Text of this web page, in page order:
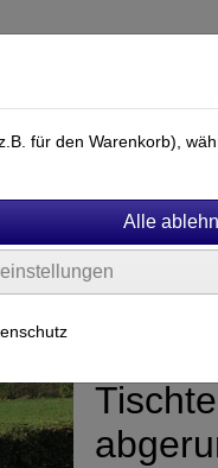
Motorik Mobiliar
für den Warenkorb),